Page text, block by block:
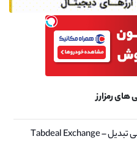
رمزارز
نقد و بررسی صرافی تبدیل – Tabdeal Exchange